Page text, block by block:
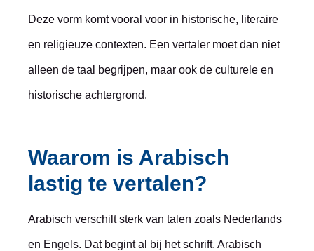
Deze vorm komt vooral voor in historische, literaire
en religieuze contexten. Een vertaler moet dan niet
alleen de taal begrijpen, maar ook de culturele en
historische achtergrond.
Waarom is Arabisch
lastig te vertalen?
Arabisch verschilt sterk van talen zoals Nederlands
en Engels. Dat begint al bij het schrift. Arabisch